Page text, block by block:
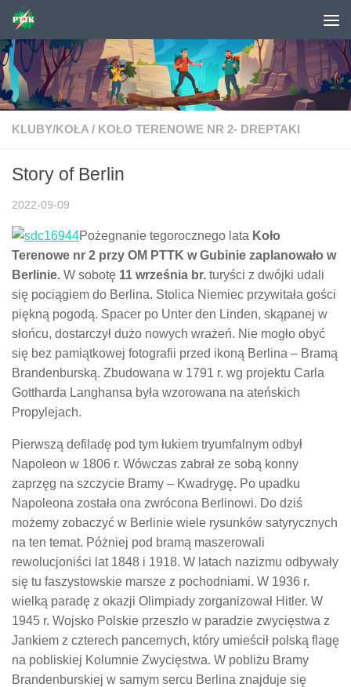
Skip to content
KLUBY/KOŁA / KOŁO TERENOWE NR 2- DREPTAKI
Story of Berlin
2022-09-09
Pożegnanie tegorocznego lata Koło
Terenowe nr 2 przy OM PTTK w Gubinie zaplanowało w
Berlinie. W sobotę 11 września br. turyści z dwójki udali
się pociągiem do Berlina. Stolica Niemiec przywitała gości
piękną pogodą. Spacer po Unter den Linden, skąpanej w
słońcu, dostarczył dużo nowych wrażeń. Nie mogło obyć
się bez pamiątkowej fotografii przed ikoną Berlina – Bramą
Brandenburską. Zbudowana w 1791 r. wg projektu Carla
Gottharda Langhansa była wzorowana na ateńskich
Propylejach.
Pierwszą defiladę pod tym łukiem tryumfalnym odbył
Napoleon w 1806 r. Wówczas zabrał ze sobą konny
zaprzęg na szczycie Bramy – Kwadrygę. Po upadku
Napoleona została ona zwrócona Berlinowi. Do dziś
możemy zobaczyć w Berlinie wiele rysunków satyrycznych
na ten temat. Póżniej pod bramą maszerowali
rewolucjoniści lat 1848 i 1918. W latach nazizmu odbywały
się tu faszystowskie marsze z pochodniami. W 1936 r.
wielką paradę z okazji Olimpiady zorganizował Hitler. W
1945 r. Wojsko Polskie przeszło w paradzie zwycięstwa z
Jankiem z czterech pancernych, który umieścił polską flagę
na pobliskiej Kolumnie Zwycięstwa. W pobliżu Bramy
Brandenburskiej w samym sercu Berlina znajduje się